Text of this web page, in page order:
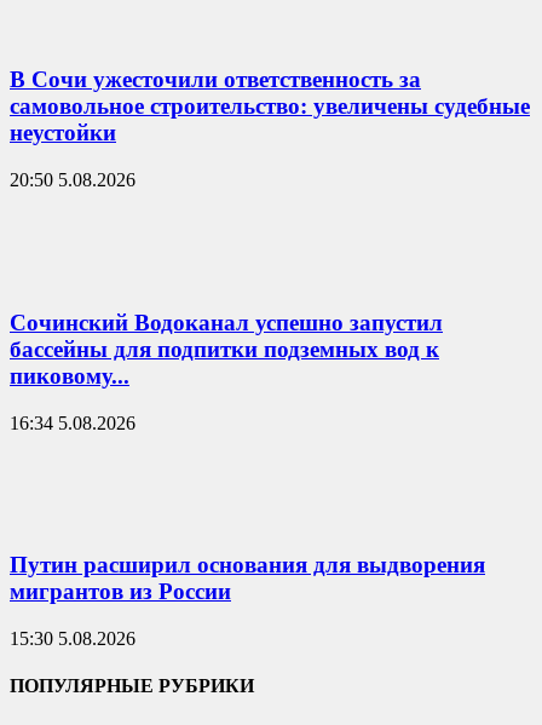
В Сочи ужесточили ответственность за
самовольное строительство: увеличены судебные
неустойки
20:50 5.08.2026
Сочинский Водоканал успешно запустил
бассейны для подпитки подземных вод к
пиковому...
16:34 5.08.2026
Путин расширил основания для выдворения
мигрантов из России
15:30 5.08.2026
ПОПУЛЯРНЫЕ РУБРИКИ